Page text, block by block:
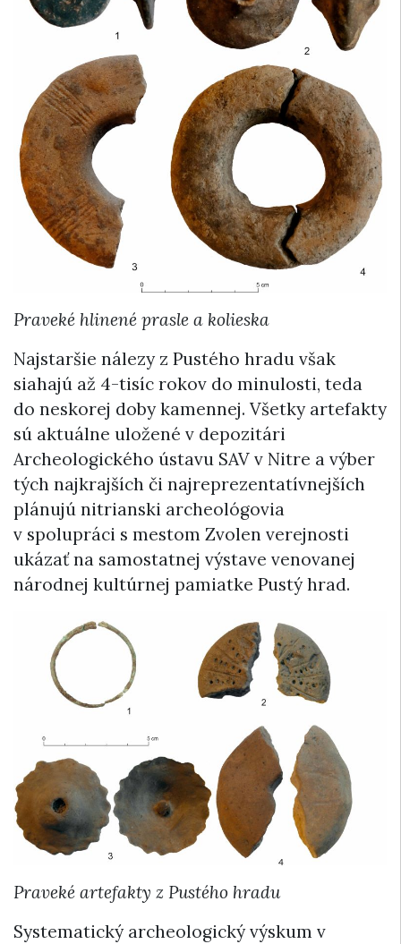
Praveké hlinené prasle a kolieska
Najstaršie nálezy z Pustého hradu však
siahajú až 4-tisíc rokov do minulosti, teda
do neskorej doby kamennej. Všetky artefakty
sú aktuálne uložené v depozitári
Archeologického ústavu SAV v Nitre a výber
tých najkrajších či najreprezentatívnejších
plánujú nitrianski archeológovia
v spolupráci s mestom Zvolen verejnosti
ukázať na samostatnej výstave venovanej
národnej kultúrnej pamiatke Pustý hrad.
Praveké artefakty z Pustého hradu
Systematický archeologický výskum v